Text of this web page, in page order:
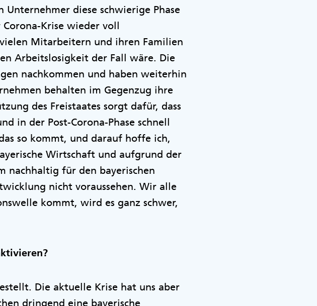
diese schwierige Phase
Krise wieder voll
Mitarbeitern und ihren Familien
Arbeitslosigkeit der Fall wäre. Die
nachkommen und haben weiterhin
behalten im Gegenzug ihre
des Freistaates sorgt dafür, dass
in der Post-Corona-Phase schnell
so kommt, und darauf hoffe ich,
Wirtschaft und aufgrund der
nachhaltig für den bayerischen
nicht voraussehen. Wir alle
kommt, wird es ganz schwer,
Die aktuelle Krise hat uns aber
dringend eine bayerische